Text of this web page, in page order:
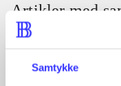
Samtykke
Artikler med
Fra